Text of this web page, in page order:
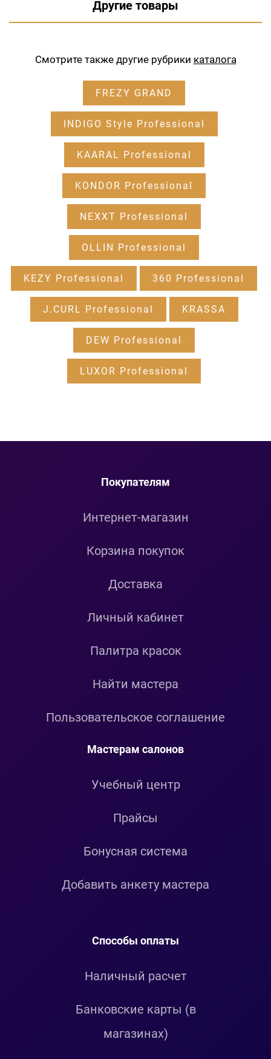
Другие товары
Смотрите также другие рубрики каталога
FREZY GRAND
INDIGO Style Professional
KAARAL Professional
KONDOR Professional
NEXXT Professional
OLLIN Professional
KEZY Professional 360 Professional
J.CURL Professional KRASSA
DEW Professional
LUXOR Professional
Покупателям
Интернет-магазин
Корзина покупок
Доставка
Личный кабинет
Палитра красок
Найти мастера
Пользовательское соглашение
Мастерам салонов
Учебный центр
Прайсы
Бонусная система
Добавить анкету мастера
Способы оплаты
Наличный расчет
Банковские карты (в
магазинах)